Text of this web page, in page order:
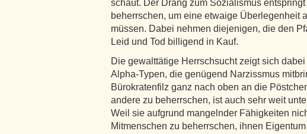
schaut. Der Drang zum Sozialismus
beherrschen, um eine etwaige Überlegenheit
müssen. Dabei nehmen diejenigen, die den
Leid und Tod billigend in Kauf.
Die gewalttätige Herrschsucht zeigt sich
Alpha-Typen, die genügend Narzissmus
Bürokratenfilz ganz nach oben an die
andere zu beherrschen, ist auch sehr weit
Weil sie aufgrund mangelnder Fähigkeiten
Mitmenschen zu beherrschen, ihnen